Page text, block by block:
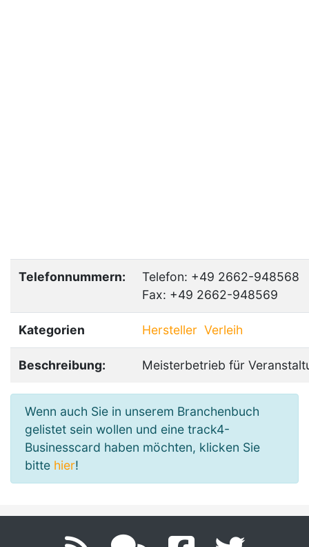
Telefonnummern:
Telefon: +49 2662-948568
Fax: +49 2662-948569
Kategorien Hersteller Verleih
Beschreibung: Meisterbetrieb für
Wenn auch Sie in unserem Branchenbuch
gelistet sein wollen und eine track4-
Businesscard haben möchten, klicken Sie
bitte hier!